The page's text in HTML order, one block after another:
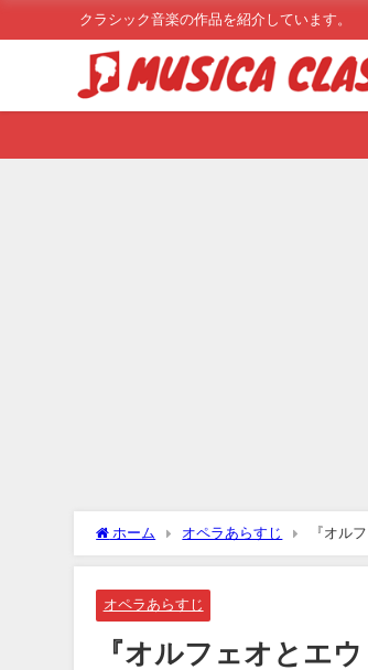
クラシック音楽の作品を紹介しています。
ホーム オペラあらすじ 『オル
オペラあらすじ
『オルフェオとエ